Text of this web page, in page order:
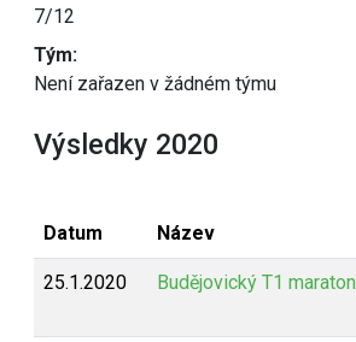
7/12
Tým:
Není zařazen v žádném týmu
Výsledky 2020
Datum Název
25.1.2020 Budějovický T1 maraton